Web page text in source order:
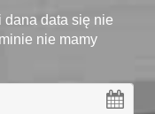
dana data się nie
nie mamy